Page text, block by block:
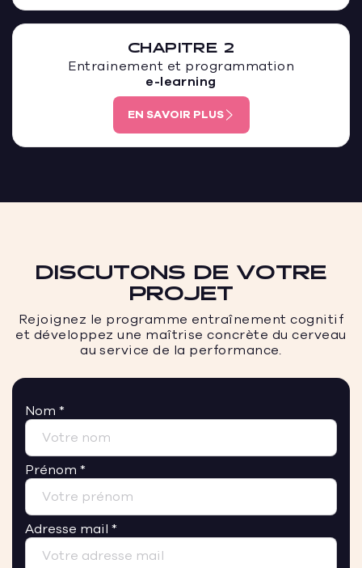
CHAPITRE 2
Entrainement et programmation
e-learning
EN SAVOIR PLUS
DISCUTONS DE VOTRE
PROJET
Rejoignez le programme entraînement cognitif
et développez une maîtrise concrète du cerveau
au service de la performance.
Nom *
Prénom *
Adresse mail *